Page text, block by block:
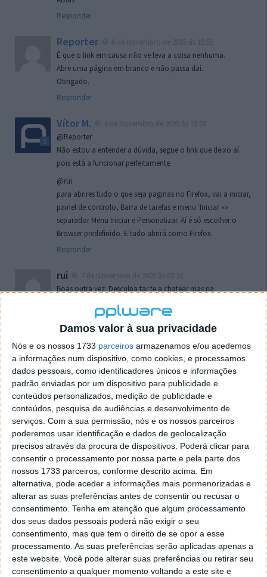
Damos valor à sua privacidade
Nós e os nossos 1733 parceiros armazenamos e/ou acedemos
a informações num dispositivo, como cookies, e processamos
dados pessoais, como identificadores únicos e informações
padrão enviadas por um dispositivo para publicidade e
conteúdos personalizados, medição de publicidade e
conteúdos, pesquisa de audiências e desenvolvimento de
serviços. Com a sua permissão, nós e os nossos parceiros
poderemos usar identificação e dados de geolocalização
precisos através da procura de dispositivos. Poderá clicar para
consentir o processamento por nossa parte e pela parte dos
nossos 1733 parceiros, conforme descrito acima. Em
alternativa, pode aceder a informações mais pormenorizadas e
alterar as suas preferências antes de consentir ou recusar o
consentimento. Tenha em atenção que algum processamento
dos seus dados pessoais poderá não exigir o seu
consentimento, mas que tem o direito de se opor a esse
processamento. As suas preferências serão aplicadas apenas a
este website. Você pode alterar suas preferências ou retirar seu
consentimento a qualquer momento voltando a este site e
Responder
Reporter
É que o link em causa não ve leva a coisa nenhuma.
Abre uma página em branco e não passa daí.
Obrigado.
Responder
Vítor M.
@Reporter
Não estou a entender a dúvida, segue o link que deixo aí
pois está a funcionar perfeitamente.
@rui
para abrires tudo o que seja paginas no Firefox, vai a iniciar,
painel de controlo, Barra de tarefas e menu ‘Iniciar »»
separador Menu Iniciar e Personalizar. Aí é só escolher o
Browser predefinido. E tudo abrirá como Firefox.
Responder
rui
Boas outra vez. Desculpa tar te a chatear mas na
o firefox como browser predefenido
de control tudo e nada. Tou a comecar a desesperar, ate ja
tentei apagar o explorer na tentativa de forçar o uso do
firefox mas em vao. Kaso te lembres de outra dica fico
agradecido, caso contrario obrigado a mesma
Responder
Vítor M.
7 de Novembro de 2005 às 01:39
@Reporter
Desculpa mas o link funciona. Seja como for segue por mail
o MSn Messenger 8.
Responder
Vítor M.
7 de Novembro de 2005 às 11:21
@Rui
Tens de encontrar o que te falei. Faz da seguinte maneira,
janela iniciar e no topo dessa janela com o botão direito do
rato faz propriedades. Depois no separador Menu ‘Iniciar’
clica no botão ‘Personalizar’ aí encontrarás no separador
geral a opção para escolheres o Browser com que queres